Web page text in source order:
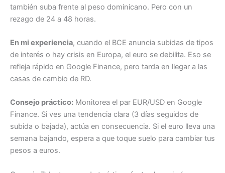
también suba frente al peso dominicano. Pero con un
rezago de 24 a 48 horas.
En mi experiencia, cuando el BCE anuncia subidas de tipos
de interés o hay crisis en Europa, el euro se debilita. Eso se
refleja rápido en Google Finance, pero tarda en llegar a las
casas de cambio de RD.
Consejo práctico: Monitorea el par EUR/USD en Google
Finance. Si ves una tendencia clara (3 días seguidos de
subida o bajada), actúa en consecuencia. Si el euro lleva una
semana bajando, espera a que toque suelo para cambiar tus
pesos a euros.